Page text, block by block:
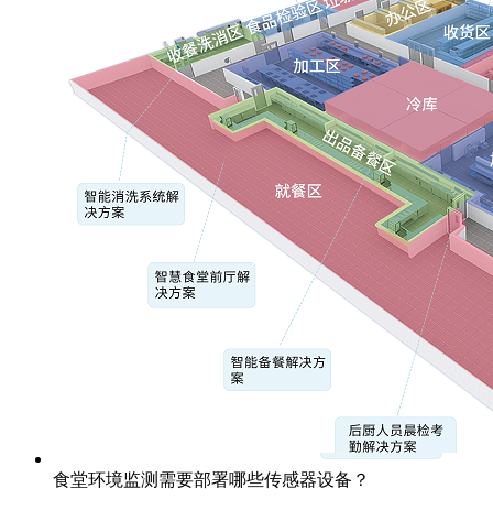
食堂环境监测需要部署哪些传感器设备？